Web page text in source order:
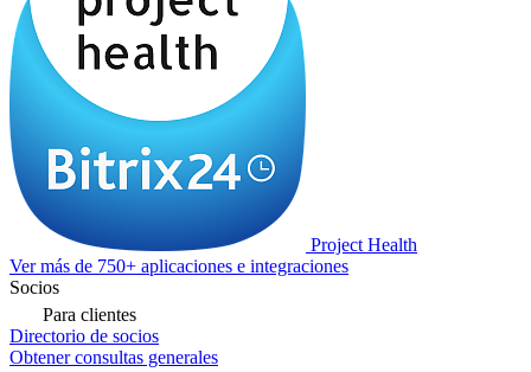
Project Health
Ver más de 750+ aplicaciones e integraciones
Socios
Para clientes
Directorio de socios
Obtener consultas generales